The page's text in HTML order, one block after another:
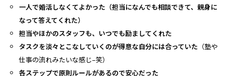
一人で婚活しなくてよかった（担当になんでも相談できて、親身に
なって答えてくれた）
担当やほかのスタッフも、いつでも励ましてくれた
タスクを淡々とこなしていくのが得意な自分には合っていた （塾や
仕事の流れみたいな感じ–笑）
各ステップで原則ルールがあるので安心だった